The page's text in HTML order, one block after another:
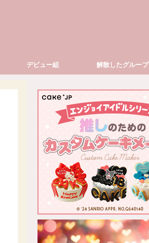
デビュー組 解散したグループ